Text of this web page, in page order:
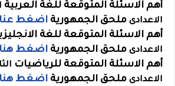
أهم الاسئلة المتوقعة للغة العربية
الاعدادى ملحق الجمهورية اضغط عنا
أهم الاسئلة المتوقعة للغة
الاعدادى ملحق الجمهورية اضغط هنا
أهم الاسئلة المتوقعة للرياضيات
الاعدادى ملحق الجمهورية اضغط هنا